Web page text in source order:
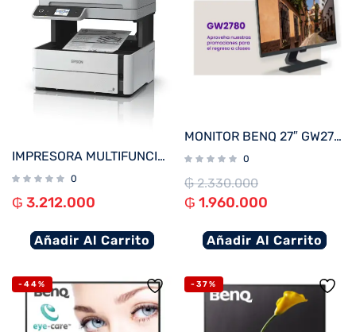
IMPRESORA MULTIFUNCIONAL EPSON M3170 ECOTANK RED O WIFI ADF USB BIVOLT
0
₲ 3.212.000
Añadir Al Carrito
MONITOR BENQ 27″ GW2780
0
₲2.330.000
₲ 1.960.000
Añadir Al Carrito
-44% -37%